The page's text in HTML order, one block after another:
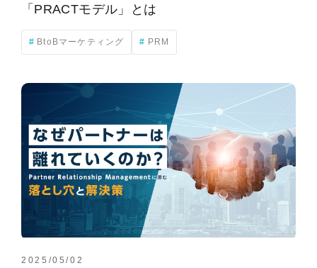
「PRACTモデル」とは
BtoBマーケティング PRM
2025/05/02